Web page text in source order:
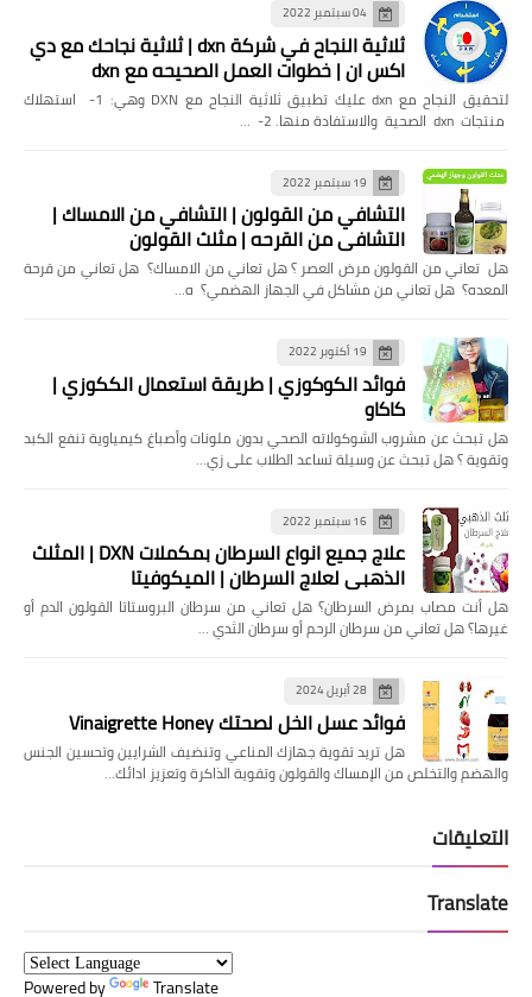
04 سبتمبر 2022
ثلاثية النجاح في شركة dxn | ثلاثية نجاحك مع دي
اكس ان | خطوات العمل الصحيحه مع dxn
لتحقيق النجاح مع dxn عليك تطبيق ثلاثية النجاح مع DXN وهي: 1- استهلاك
منتجات dxn الصحية والاستفادة منها. 2- …
19 سبتمبر 2022
التشافي من القولون | التشافي من الامساك |
التشافي من القرحه | مثلث القولون
هل تعاني من القولون مرض العصر ؟ هل تعاني من الامساك؟ هل تعاني من قرحة
المعده؟ هل تعاني من مشاكل في الجهاز الهضمي؟ ه…
19 أكتوبر 2022
فوائد الكوكوزي | طريقة استعمال الككوزي |
كاكاو
هل تبحث عن مشروب الشوكولاته الصحي بدون ملونات وأصباغ كيمياوية تنفع الكبد
وتقوية ؟ هل تبحث عن وسيلة تساعد الطلاب على زي…
16 سبتمبر 2022
علاج جميع انواع السرطان بمكملات DXN | المثلث
الذهبي لعلاج السرطان | الميكوفيتا
هل ‏أنت مصاب بمرض السرطان؟ هل تعاني من سرطان البروستاتا القولون الدم أو
غيرها؟ ‏هل تعاني من سرطان الرحم أو سرطان الثدي …
28 أبريل 2024
فوائد عسل الخل لصحتك Vinaigrette Honey
هل تريد تقوية جهازك المناعي وتنضيف الشرايين وتحسين الجنس
والهضم والتخلص من الإمساك والقولون وتقوية الذاكرة وتعزيز ادائك…
التعليقات
Translate
Powered by Translate